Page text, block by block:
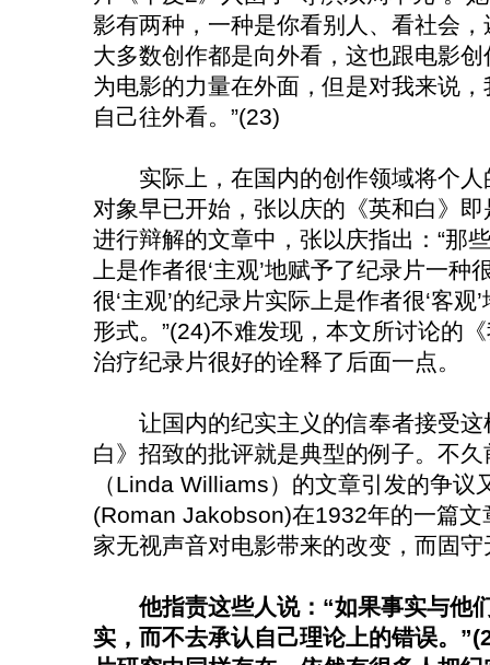
影有两种，一种是你看别人、看社会
大多数创作都是向外看，这也跟电影
为电影的力量在外面，但是对我来说
自己往外看。”(23)
实际上，在国内的创作领域将个人
对象早已开始，张以庆的《英和白》
进行辩解的文章中，张以庆指出：“那
上是作者很‘主观’地赋予了纪录片一种
很‘主观’的纪录片实际上是作者很‘客观
形式。”(24)不难发现，本文所讨论的
治疗纪录片很好的诠释了后面一点。
让国内的纪实主义的信奉者接受这
白》招致的批评就是典型的例子。不
（Linda Williams）的文章引发的争议
(Roman Jakobson)在1932年的一篇
家无视声音对电影带来的改变，而固
他指责这些人说：“如果事实与他
实，而不去承认自己理论上的错误。